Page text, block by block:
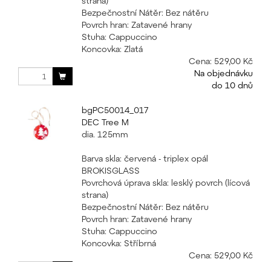
Bezpečnostní Nátěr: Bez nátěru
Povrch hran: Zatavené hrany
Stuha: Cappuccino
Koncovka: Zlatá
Cena: 529,00 Kč
Na objednávku
do 10 dnů
bgPC50014_017
DEC Tree M
dia. 125mm
Barva skla: červená - triplex opál
BROKISGLASS
Povrchová úprava skla: lesklý povrch (lícová
strana)
Bezpečnostní Nátěr: Bez nátěru
Povrch hran: Zatavené hrany
Stuha: Cappuccino
Koncovka: Stříbrná
Cena: 529,00 Kč